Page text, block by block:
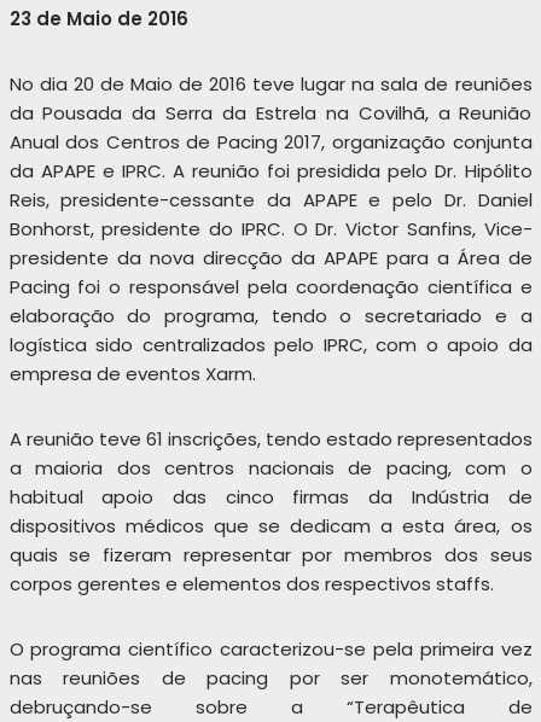
23 de Maio de 2016
No dia 20 de Maio de 2016 teve lugar na sala de reuniões
da Pousada da Serra da Estrela na Covilhã, a Reunião
Anual dos Centros de Pacing 2017, organização conjunta
da APAPE e IPRC. A reunião foi presidida pelo Dr. Hipólito
Reis, presidente-cessante da APAPE e pelo Dr. Daniel
Bonhorst, presidente do IPRC. O Dr. Victor Sanfins, Vice-
presidente da nova direcção da APAPE para a Área de
Pacing foi o responsável pela coordenação científica e
elaboração do programa, tendo o secretariado e a
logística sido centralizados pelo IPRC, com o apoio da
empresa de eventos Xarm.
A reunião teve 61 inscrições, tendo estado representados
a maioria dos centros nacionais de pacing, com o
habitual apoio das cinco firmas da Indústria de
dispositivos médicos que se dedicam a esta área, os
quais se fizeram representar por membros dos seus
corpos gerentes e elementos dos respectivos staffs.
O programa científico caracterizou-se pela primeira vez
nas reuniões de pacing por ser monotemático,
debruçando-se sobre a “Terapêutica de